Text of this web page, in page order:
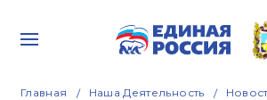
Главная Наша Деятельность